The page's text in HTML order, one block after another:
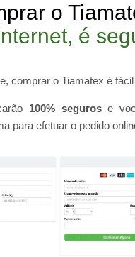
o
é
comprar o Tiamatex é
100% segurose
para efetuar o pedido